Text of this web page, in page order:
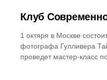
Клуб
1 октяря в Москве
фотографа Гулливера
проведет мастер-класс